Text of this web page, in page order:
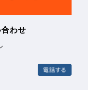
わせ